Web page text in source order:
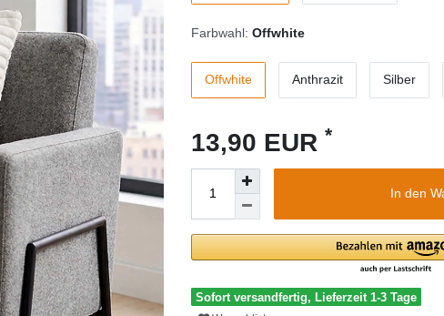
Farbwahl: Offwhite
Offwhite Anthrazit Silber
13,90 EUR *
In den
Sofort versandfertig, Lieferzeit 1-3 Tage